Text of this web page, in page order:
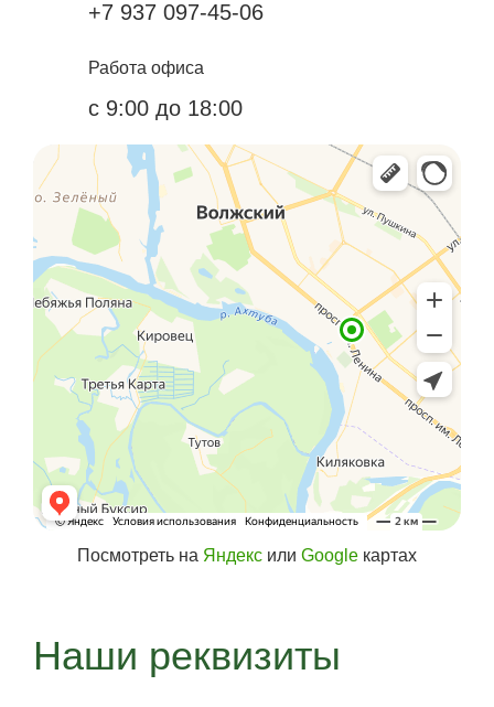
+7 937 097-45-06
Работа офиса
с 9:00 до 18:00
Посмотреть на Яндекс или Google картах
Наши реквизиты